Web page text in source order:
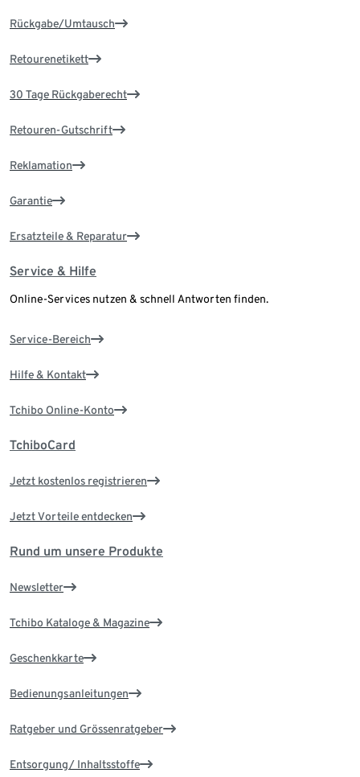
Rückgabe/Umtausch
Retourenetikett
30 Tage Rückgaberecht
Retouren-Gutschrift
Reklamation
Garantie
Ersatzteile & Reparatur
Service & Hilfe
Online-Services nutzen & schnell Antworten finden.
Service-Bereich
Hilfe & Kontakt
Tchibo Online-Konto
TchiboCard
Jetzt kostenlos registrieren
Jetzt Vorteile entdecken
Rund um unsere Produkte
Newsletter
Tchibo Kataloge & Magazine
Geschenkkarte
Bedienungsanleitungen
Ratgeber und Grössenratgeber
Entsorgung/ Inhaltsstoffe